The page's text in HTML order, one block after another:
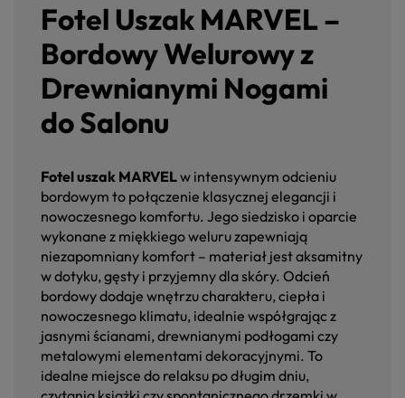
Fotel Uszak MARVEL –
Bordowy Welurowy z
Drewnianymi Nogami
do Salonu
Fotel uszak MARVELw intensywnym odcieniu
bordowym to połączenie klasycznej elegancji i
nowoczesnego komfortu. Jego siedzisko i oparcie
wykonane z miękkiego weluru zapewniają
niezapomniany komfort – materiał jest aksamitny
w dotyku, gęsty i przyjemny dla skóry. Odcień
bordowy dodaje wnętrzu charakteru, ciepła i
nowoczesnego klimatu, idealnie współgrając z
jasnymi ścianami, drewnianymi podłogami czy
metalowymi elementami dekoracyjnymi. To
idealne miejsce do relaksu po długim dniu,